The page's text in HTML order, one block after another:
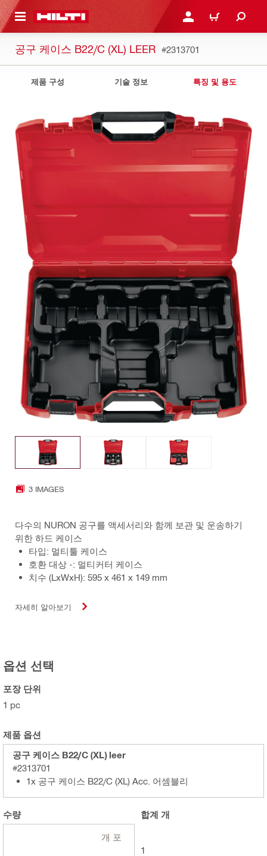
으로 건너뛰기 로그인 또는 회원가입
장바구니
공구 케이스 B22/C (XL) LEER #2313701
제품 구성 기술 정보 특징 및 용도
3 IMAGES
다수의 NURON 공구를 액세서리와 함께 보관 및 운송하기
위한 하드 케이스
타입: 멀티툴 케이스
호환 대상 -: 멀티커터 케이스
치수 (LxWxH): 595 x 461 x 149 mm
자세히 알아보기
옵션 선택
포장 단위
1 pc
제품 옵션
공구 케이스 B22/C (XL) leer
#2313701
1x 공구 케이스 B22/C (XL) Acc. 어셈블리
수량
개 포
합계 개
1